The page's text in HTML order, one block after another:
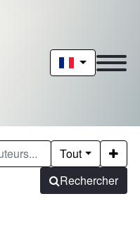
Tout
Rechercher